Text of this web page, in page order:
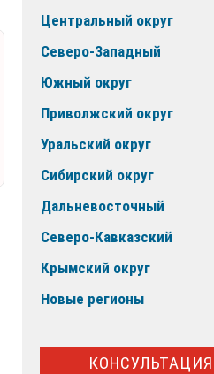
Центральный округ
Северо-Западный
Южный округ
Приволжский округ
Уральский округ
Сибирский округ
Дальневосточный
Северо-Кавказский
Крымский округ
Новые регионы
КОНСУЛЬТАЦИЯ